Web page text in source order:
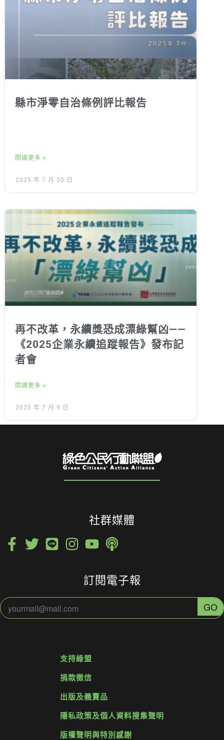
縣市淨零自治條例評比報告
閱讀更多 »
2025 年 7 月 30 日
再不改革，永續獎恐成漂綠幫凶——
《2025企業永續追蹤報告》發布記
者會
閱讀更多 »
2025 年 7 月 9 日
社群媒體
訂閱電子報
支持綠盟
捐款徵信
出版及義賣品
隱私政策及個人資料搜集聲明
版權聲明與特別感謝